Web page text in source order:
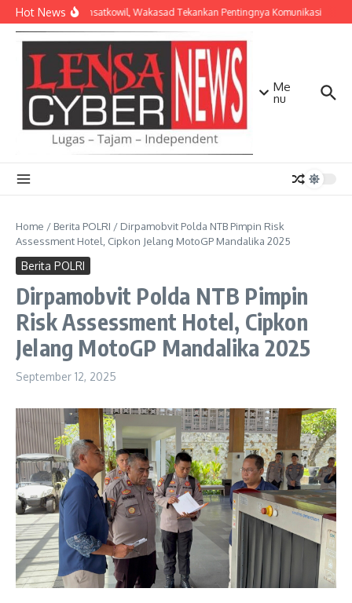
Lewati ke konten
Hot NewsBekali Dansatkowil, Wakasad Tekankan Pentingnya Komunikasi
Me
nu
Home / Berita POLRI / Dirpamobvit Polda NTB Pimpin Risk
Assessment Hotel, Cipkon Jelang MotoGP Mandalika 2025
Berita POLRI
Dirpamobvit Polda NTB Pimpin
Risk Assessment Hotel, Cipkon
Jelang MotoGP Mandalika 2025
September 12, 2025